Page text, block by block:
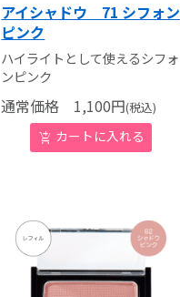
アイシャドウ 71 シフォン
ピンク
ハイライトとして使えるシフォ
ンピンク
通常価格 1,100円(税込)